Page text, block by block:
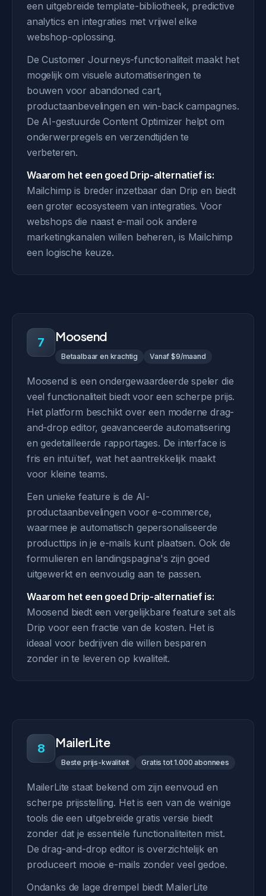
een uitgebreide template-bibliotheek, predictive
analytics en integraties met vrijwel elke
webshop-oplossing.
De Customer Journeys-functionaliteit maakt het
mogelijk om visuele automatiseringen te
bouwen voor abandoned cart,
productaanbevelingen en win-back campagnes.
De AI-gestuurde Content Optimizer helpt om
onderwerpregels en verzendtijden te
verbeteren.
Waarom het een goed Drip-alternatief is:
Mailchimp is breder inzetbaar dan Drip en biedt
een groter ecosysteem van integraties. Voor
webshops die naast e-mail ook andere
marketingkanalen willen beheren, is Mailchimp
een logische keuze.
7 Moosend
Betaalbaar en krachtig Vanaf $9/maand
Moosend is een ondergewaardeerde speler die
veel functionaliteit biedt voor een scherpe prijs.
Het platform beschikt over een moderne drag-
and-drop editor, geavanceerde automatisering
en gedetailleerde rapportages. De interface is
fris en intuïtief, wat het aantrekkelijk maakt
voor kleine teams.
Een unieke feature is de AI-
productaanbevelingen voor e-commerce,
waarmee je automatisch gepersonaliseerde
producttips in je e-mails kunt plaatsen. Ook de
formulieren en landingspagina's zijn goed
uitgewerkt en eenvoudig aan te passen.
Waarom het een goed Drip-alternatief is:
Moosend biedt een vergelijkbare feature set als
Drip voor een fractie van de kosten. Het is
ideaal voor bedrijven die willen besparen
zonder in te leveren op kwaliteit.
8 MailerLite
Beste prijs-kwaliteit Gratis tot 1.000 abonnees
MailerLite staat bekend om zijn eenvoud en
scherpe prijsstelling. Het is een van de weinige
tools die een uitgebreide gratis versie biedt
zonder dat je essentiële functionaliteiten mist.
De drag-and-drop editor is overzichtelijk en
produceert mooie e-mails zonder veel gedoe.
Ondanks de lage drempel biedt MailerLite